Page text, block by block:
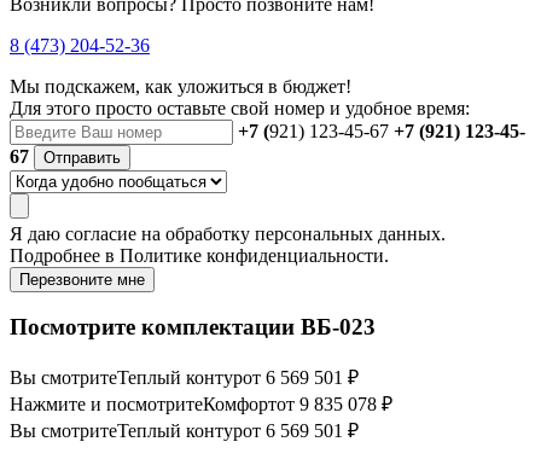
8 (473) 204-52-36
Мы подскажем, как уложиться в бюджет!
Для этого просто оставьте свой номер и удобное время:
+7 (921) 123-45-67 +7 (921) 123-45-
67
Отправить
Я даю согласие на обработку персональных данных.
Подробнее в Политике конфиденциальности.
Перезвоните мне
Посмотрите комплектации ВБ-023
Вы смотритеТеплый контурот 6 569 501 ₽
Нажмите и посмотритеКомфортот 9 835 078 ₽
Вы смотритеТеплый контурот 6 569 501 ₽